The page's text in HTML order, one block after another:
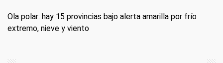
Ola polar: hay 15 provincias bajo alerta amarilla por frío
extremo, nieve y viento